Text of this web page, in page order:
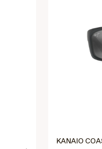
KANAIO